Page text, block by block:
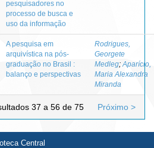
pesquisadores no
processo de busca e
uso da informação
A pesquisa em
arquivística na pós-
graduação no Brasil :
balanço e perspectivas
Rodrigues,
Georgete
Medleg; Aparício,
Maria Alexandra
Miranda
37 a 56 de 75 Próximo >
Central